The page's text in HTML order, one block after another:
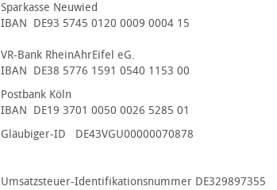
Sparkasse Neuwied
IBAN DE93 5745 0120 0009 0004 15
VR-Bank RheinAhrEifel eG.
IBAN DE38 5776 1591 0540 1153 00
Postbank Köln
IBAN DE19 3701 0050 0026 5285 01
Gläubiger-ID DE43VGU00000070878
Umsatzsteuer-Identifikationsnummer DE329897355